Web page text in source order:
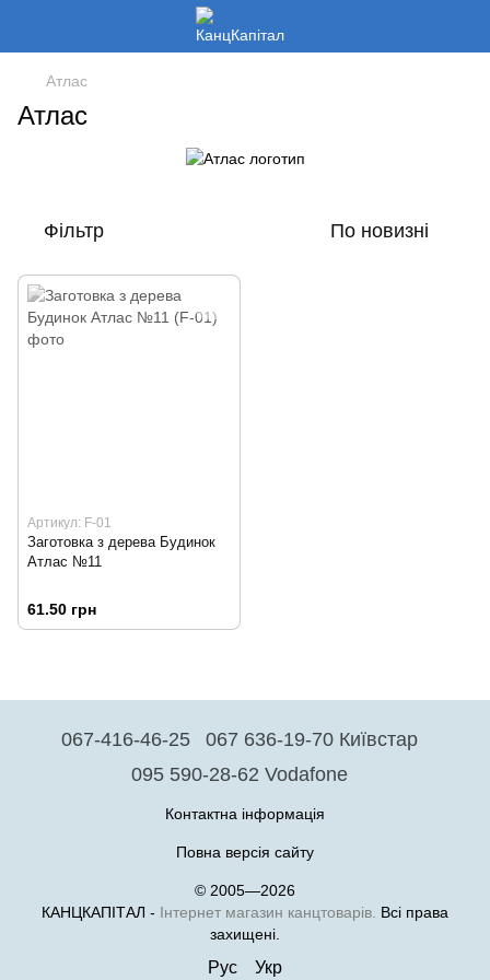
Атлас
Атлас
Фільтр По новизні
Артикул: F-01
Заготовка з дерева Будинок
Атлас №11
61.50 грн
067-416-46-25
067 636-19-70 Київстар
095 590-28-62 Vodafone
Контактна інформація
Повна версія сайту
© 2005—2026
КАНЦКАПІТАЛ - Інтернет магазин канцтоварів. Всі права
захищені.
Рус Укр